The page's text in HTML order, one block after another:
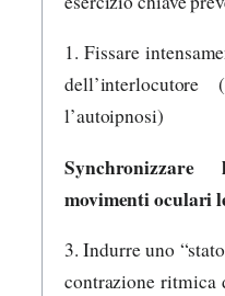
1. Fissare
l’autoipnosi)
movimenti oculari
3. Indurre uno
contrazione ritmica